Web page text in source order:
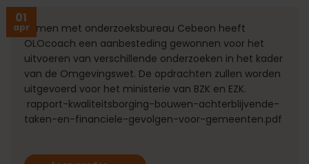
01
aprSamen met onderzoeksbureau Cebeon heeft
OLOcoach een aanbesteding gewonnen voor het
uitvoeren van verschillende onderzoeken in het kader
van de Omgevingswet. De opdrachten zullen worden
uitgevoerd voor het ministerie van BZK en EZK.
rapport-kwaliteitsborging-bouwen-achterblijvende-
taken-en-financiele-gevolgen-voor-gemeenten.pdf